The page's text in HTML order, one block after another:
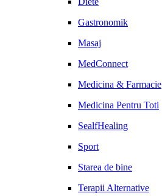
Gastronomik
Masaj
MedConnect
Medicina & Farmacie
Medicina Pentru Toti
SealfHealing
Sport
Starea de bine
Terapii Alternative